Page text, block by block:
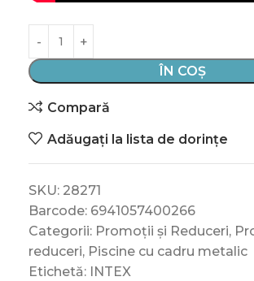
ÎN COȘ
Compară
Adăugați la lista de dorințe
SKU: 28271
Barcode: 6941057400266
Categorii: Promoții și Reduceri,
reduceri, Piscine cu cadru metalic
Etichetă:
INTEX